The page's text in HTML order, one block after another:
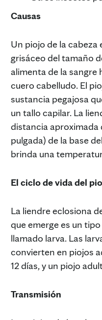
Causas
Un piojo de la
grisáceo del tamaño
alimenta de la sangre
cuero cabelludo. El
sustancia pegajosa
un tallo capilar. La
distancia aproximada
pulgada) de la base
brinda una
El ciclo de vida del
La liendre eclosiona
que emerge es un
llamado larva. Las
convierten en piojos
12 días, y un piojo
Transmisión